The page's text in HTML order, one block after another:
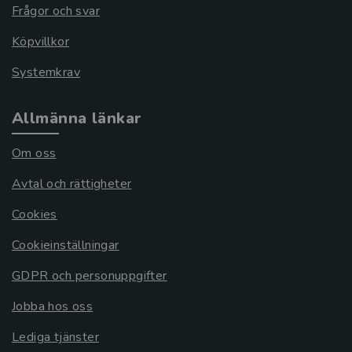
Frågor och svar
Köpvillkor
Systemkrav
Allmänna länkar
Om oss
Avtal och rättigheter
Cookies
Cookieinställningar
GDPR och personuppgifter
Jobba hos oss
Lediga tjänster